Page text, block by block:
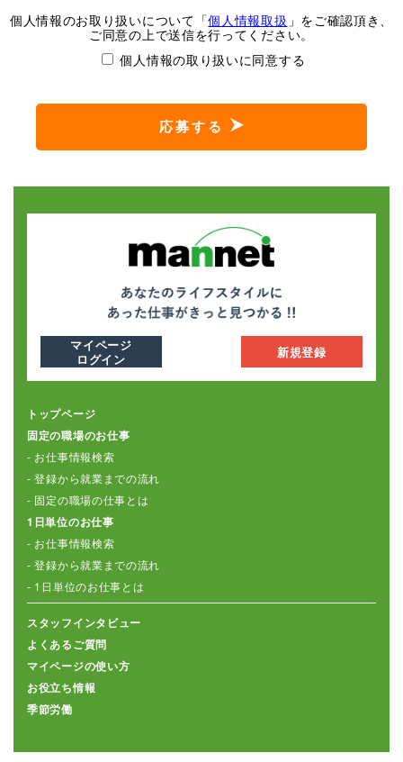
個人情報のお取り扱いについて「個人情報取扱 」をご確認頂き、
ご同意の上で送信を行ってください。
個人情報の取り扱いに同意する
応募する
マイページ
ログイン
新規登録
トップページ
固定の職場のお仕事
- お仕事情報検索
- 登録から就業までの流れ
- 固定の職場の仕事とは
1日単位のお仕事
- お仕事情報検索
- 登録から就業までの流れ
- 1日単位のお仕事とは
スタッフインタビュー
よくあるご質問
マイページの使い方
お役立ち情報
季節労働